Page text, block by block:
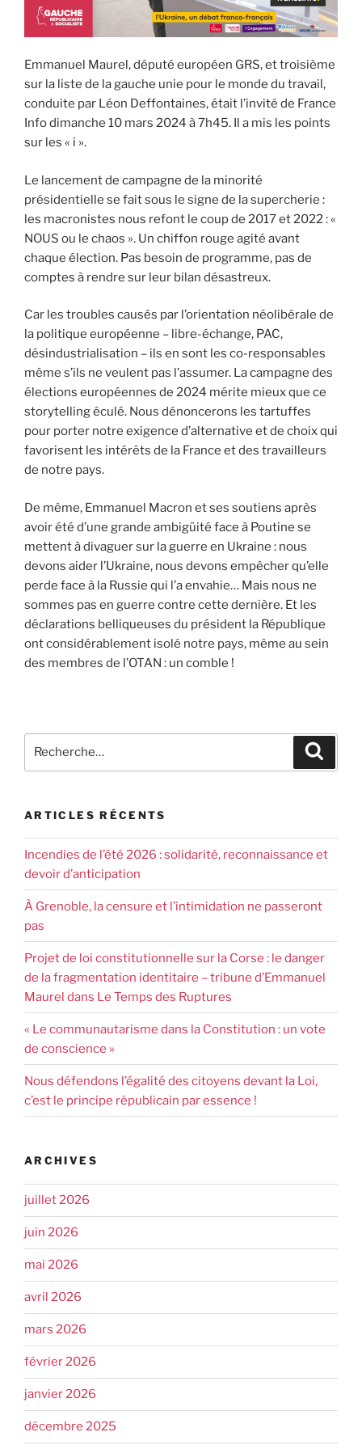
Emmanuel Maurel, député européen GRS, et troisième
sur la liste de la gauche unie pour le monde du travail,
conduite par Léon Deffontaines, était l’invité de France
Info dimanche 10 mars 2024 à 7h45. Il a mis les points
sur les « i ».
Le lancement de campagne de la minorité
présidentielle se fait sous le signe de la supercherie :
les macronistes nous refont le coup de 2017 et 2022 : «
NOUS ou le chaos ». Un chiffon rouge agité avant
chaque élection. Pas besoin de programme, pas de
comptes à rendre sur leur bilan désastreux.
Car les troubles causés par l’orientation néolibérale de
la politique européenne – libre-échange, PAC,
désindustrialisation – ils en sont les co-responsables
même s’ils ne veulent pas l’assumer. La campagne des
élections européennes de 2024 mérite mieux que ce
storytelling éculé. Nous dénoncerons les tartuffes
pour porter notre exigence d’alternative et de choix qui
favorisent les intérêts de la France et des travailleurs
de notre pays.
De même, Emmanuel Macron et ses soutiens après
avoir été d’une grande ambigüité face à Poutine se
mettent à divaguer sur la guerre en Ukraine : nous
devons aider l’Ukraine, nous devons empêcher qu’elle
perde face à la Russie qui l’a envahie… Mais nous ne
sommes pas en guerre contre cette dernière. Et les
déclarations belliqueuses du président la République
ont considérablement isolé notre pays, même au sein
des membres de l’OTAN : un comble !
ARTICLES RÉCENTS
Incendies de l’été 2026 : solidarité, reconnaissance et
devoir d’anticipation
À Grenoble, la censure et l’intimidation ne passeront
pas
Projet de loi constitutionnelle sur la Corse : le danger
de la fragmentation identitaire – tribune d’Emmanuel
Maurel dans Le Temps des Ruptures
« Le communautarisme dans la Constitution : un vote
de conscience »
Nous défendons l’égalité des citoyens devant la Loi,
c’est le principe républicain par essence !
ARCHIVES
juillet 2026
juin 2026
mai 2026
avril 2026
mars 2026
février 2026
janvier 2026
décembre 2025